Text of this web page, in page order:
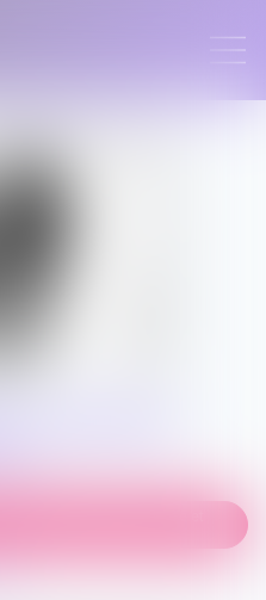
une gestion
leur patrimoine